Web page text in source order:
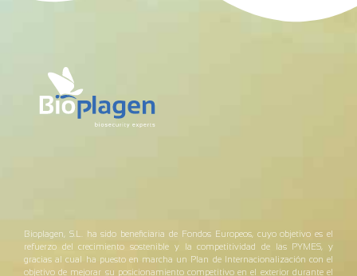
Bioplagen, S.L. ha sido beneficiaria de Fondos Europeos, cuyo objetivo es el
refuerzo del crecimiento sostenible y la competitividad de las PYMES, y
gracias al cual ha puesto en marcha un Plan de Internacionalización con el
objetivo de mejorar su posicionamiento competitivo en el exterior durante el